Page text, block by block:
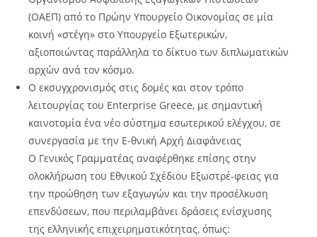
(ΟΑΕΠ) από το Πρώην Υπουργείο Οικονομίας σε μία
κοινή «στέγη» στο Υπουργείο Εξωτερικών,
αξιοποιώντας παράλληλα το δίκτυο των διπλωματικών
αρχών ανά τον κόσμο.
Ο εκσυγχρονισμός στις δομές και στον τρόπο
λειτουργίας του Enterprise Greece, με σημαντική
καινοτομία ένα νέο σύστημα εσωτερικού ελέγχου, σε
συνεργασία με την Ε-θνική Αρχή Διαφάνειας
Ο Γενικός Γραμματέας αναφέρθηκε επίσης στην
ολοκλήρωση του Εθνικού Σχέδιου Εξωστρέ-φειας για
την προώθηση των εξαγωγών και την προσέλκυση
επενδύσεων, που περιλαμβάνει δράσεις ενίσχυσης
της ελληνικής επιχειρηματικότητας, όπως: